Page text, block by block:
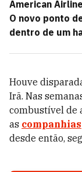
American
O novo ponto
dentro de um
Houve
Irã. Nas
combustível de
as companhias
desde então,